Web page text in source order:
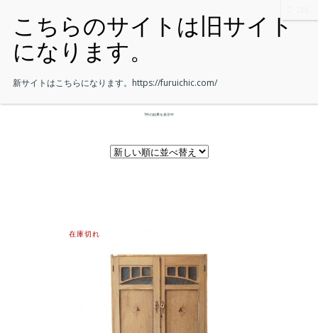
7件の結果を表示中
在庫切れ
新サイトはこちらになります。 https://furuichic.com/